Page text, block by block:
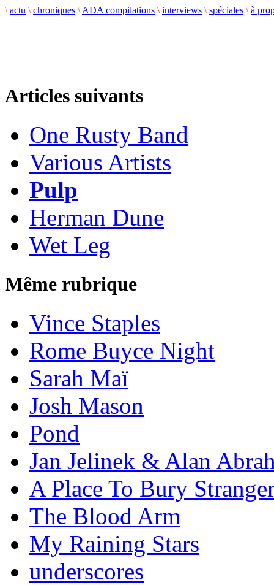
\ actu \ chroniques \ ADA compilations \ interviews \ spéciales \ à
Articles suivants
One Rusty Band
Various Artists
Pulp
Herman Dune
Wet Leg
Même rubrique
Vince Staples
Rome Buyce Night
Sarah Maï
Josh Mason
Pond
Jan Jelinek & Alan
A Place To Bury
The Blood Arm
My Raining Stars
underscores